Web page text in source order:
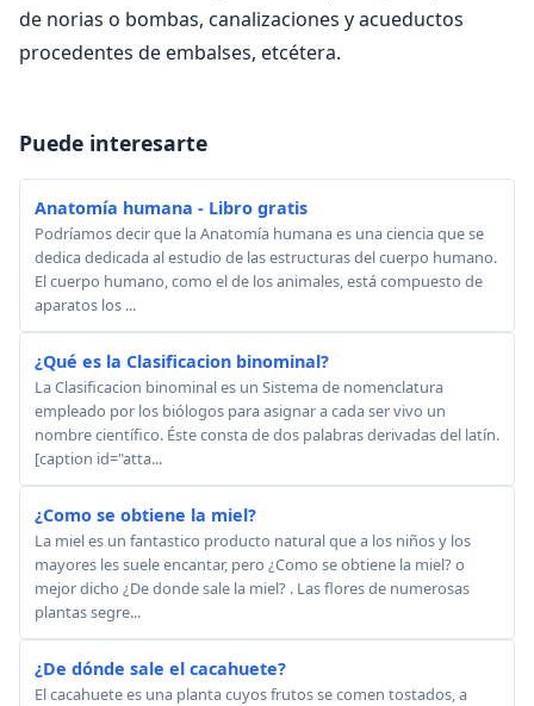
de norias o bombas, canalizaciones y acueductos
procedentes de embalses, etcétera.
Puede interesarte
Anatomía humana - Libro gratis
Podríamos decir que la Anatomía humana es una ciencia que se
dedica dedicada al estudio de las estructuras del cuerpo humano.
El cuerpo humano, como el de los animales, está compuesto de
aparatos los ...
¿Qué es la Clasificacion binominal?
La Clasificacion binominal es un Sistema de nomenclatura
empleado por los biólogos para asignar a cada ser vivo un
nombre científico. Éste consta de dos palabras derivadas del latín.
[caption id="atta...
¿Como se obtiene la miel?
La miel es un fantastico producto natural que a los niños y los
mayores les suele encantar, pero ¿Como se obtiene la miel? o
mejor dicho ¿De donde sale la miel? . Las flores de numerosas
plantas segre...
¿De dónde sale el cacahuete?
El cacahuete es una planta cuyos frutos se comen tostados, a